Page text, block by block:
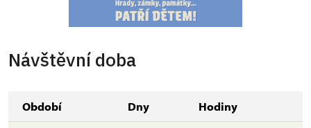
Návštěvní doba
Období Dny Hodiny